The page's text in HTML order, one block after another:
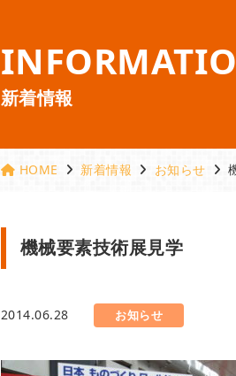
新着情報
HOME 新着情報 お知らせ
機械要素技術展見学
2014.06.28 お知らせ